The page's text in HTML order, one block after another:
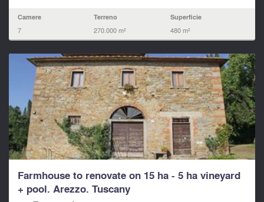
Camere
7
Terreno
270.000 m²
Superficie
480 m²
Farmhouse to renovate on 15 ha - 5 ha vineyard
+ pool. Arezzo. Tuscany